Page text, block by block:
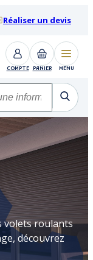
Réaliser un devis
COMPTE PANIER MENU
volets roulants
découvrez